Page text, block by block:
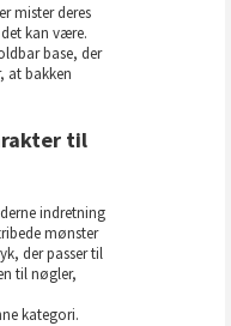
mister deres
kan være.
base, der
at bakken
til
indretning
mønster
der passer til
til nøgler,
kategori.